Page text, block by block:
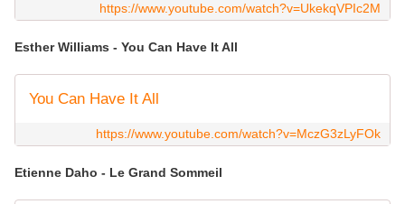
https://www.youtube.com/watch?v=UkekqVPIc2M
Esther Williams - You Can Have It All
You Can Have It All
https://www.youtube.com/watch?v=MczG3zLyFOk
Etienne Daho - Le Grand Sommeil